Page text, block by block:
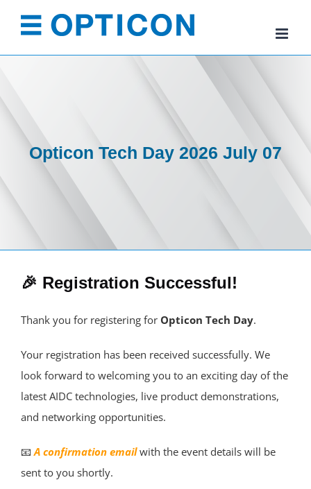
content
Opticon Tech Day 2026 July 07
🎉 Registration Successful!
Thank you for registering for Opticon Tech Day.
Your registration has been received successfully. We
look forward to welcoming you to an exciting day of the
latest AIDC technologies, live product demonstrations,
and networking opportunities.
📧A confirmation emailwith the event details will be
sent to you shortly.